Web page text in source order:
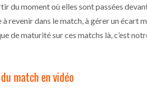
du moment où elles sont passées
revenir dans le match, à gérer un écart
de maturité sur ces matchs là, c’est
match en vidéo